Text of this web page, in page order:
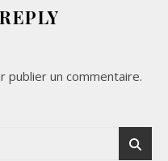
publier un commentaire.